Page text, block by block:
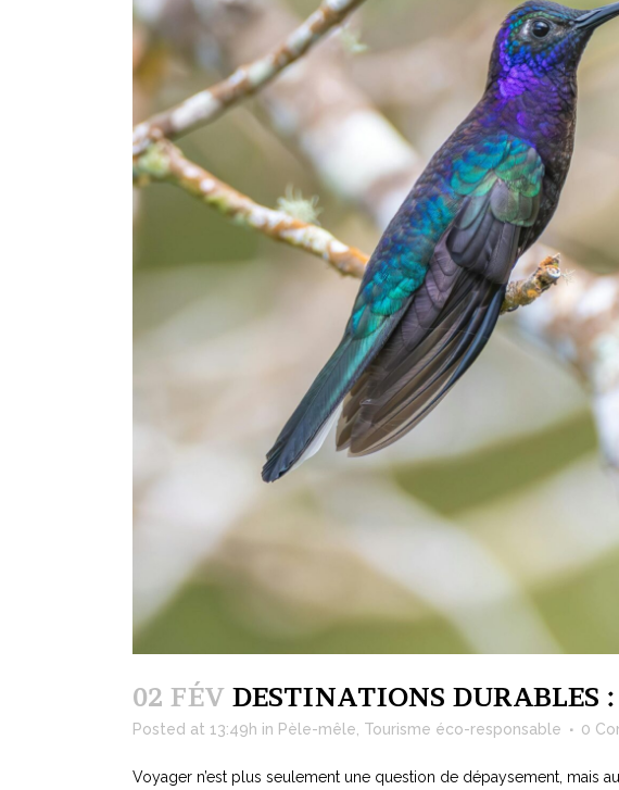
02 FÉV DESTINATIONS DURABLES :
Posted at 13:49h in Pèle-mêle Tourisme éco-responsable 0
Voyager n’est plus seulement une question de dépaysement, mais